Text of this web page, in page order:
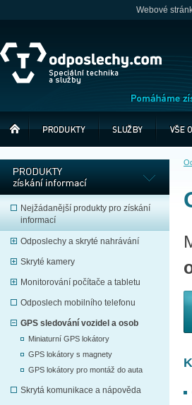
Webové
Nejžádanější produkty pro získání
informací
Odposlechy a skryté nahrávání
Skryté kamery
Monitorování počítače a tabletu
Odposlech mobilního telefonu
GPS sledování vozidel a osob
Miniaturní GPS lokátory
GPS lokátory s magnety
GPS lokátory pro montáž do auta
Skrytá komunikace a nápověda